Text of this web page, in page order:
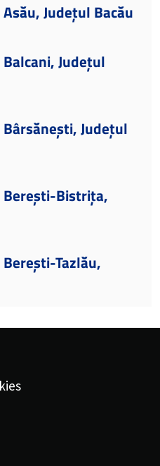
Județul Bacău
Județul
Județul
Berești-Bistrița,
Tazlău,